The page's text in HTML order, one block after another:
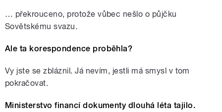
… překrouceno, protože vůbec nešlo o půjčku
Sovětskému svazu.
Ale ta korespondence proběhla?
Vy jste se zbláznil. Já nevím, jestli má smysl v tom
pokračovat.
Ministerstvo financí dokumenty dlouhá léta tajilo.